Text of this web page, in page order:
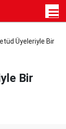
Üyeleriyle Bir
Bir